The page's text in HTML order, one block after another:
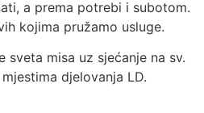
a prema potrebi i subotom.
kojima pružamo usluge.
sveta misa uz sjećanje na sv.
djelovanja LD.